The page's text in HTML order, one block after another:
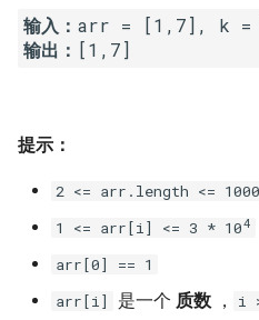
16. 数值的整数次方
19. 正则表达式匹配
20. 表示数值的字符串
21. 调整数组顺序使奇数位于
14. 字符串中的变位词
符串
串
18. 有效的回文
2.6. 回文链表
3.1. 三合一
3.2. 栈的最小值
3.3. 堆盘子
输入：
输出：
提示：
2 <= arr.length <= 1000
1 <= arr[i] <= 3 * 104
arr[0] == 1
arr[i]
是一个 质数 ，
i